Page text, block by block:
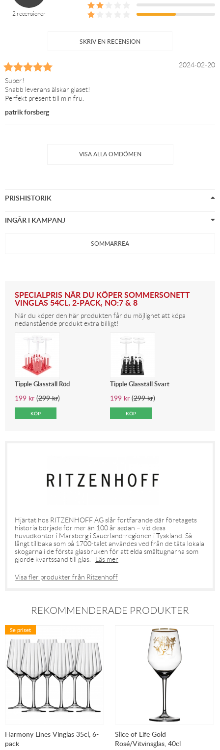
2 recensioner
SKRIV EN RECENSION
2024-02-20
Super!
Snabb leverans älskar glaset!
Perfekt present till min fru.
patrik forsberg
PRISHISTORIK
INGÅR I KAMPANJ
SOMMARREA
SPECIALPRIS NÄR DU KÖPER SOMMERSONETT
VINGLAS 54CL, 2-PACK, NO:7 & 8
När du köper den här produkten får du möjlighet att köpa
nedanstående produkt extra billigt!
Tipple Glasställ Röd
199 kr (299kr)
Tipple Glasställ Svart
199 kr (299kr)
Hjärtat hos RITZENHOFF AG slår fortfarande där företagets
historia började för mer än 100 år sedan – vid dess
huvudkontor i Marsberg i Sauerland-regionen i Tyskland. Så
långt tillbaka som på 1700-talet användes ved från de täta lokala
skogarna i de första glasbruken för att elda smältugnarna som
gjorde kvartssand till glas. Läs mer
Visa fler produkter från Ritzenhoff
REKOMMENDERADE PRODUKTER
Se priset
Harmony Lines Vinglas 35cl, 6-
pack
Slice of Life Gold
Rosé/Vitvinsglas, 40cl